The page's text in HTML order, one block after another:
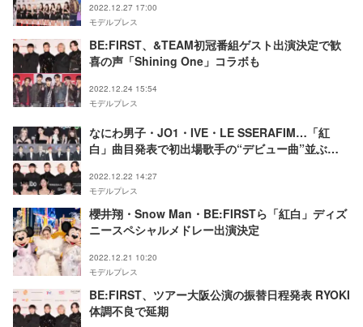
2022.12.27 17:00
モデルプレス
BE:FIRST、&TEAM初冠番組ゲスト出演決定で歓
喜の声「Shining One」コラボも
2022.12.24 15:54
モデルプレス
なにわ男子・JO1・IVE・LE SSERAFIM…「紅
白」曲目発表で初出場歌手の“デビュー曲”並ぶ
2022.12.22 14:27
モデルプレス
櫻井翔・Snow Man・BE:FIRSTら「紅白」ディズ
ニースペシャルメドレー出演決定
2022.12.21 10:20
モデルプレス
BE:FIRST、ツアー大阪公演の振替日程発表 RYOKI
体調不良で延期